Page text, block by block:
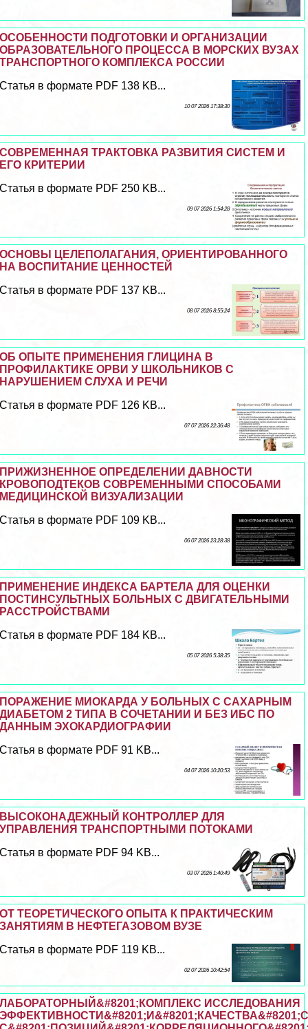
ОСОБЕННОСТИ ПОДГОТОВКИ И ОРГАНИЗАЦИИ
ОБРАЗОВАТЕЛЬНОГО ПРОЦЕССА В МОРСКИХ ВУЗАХ
ТРАНСПОРТНОГО КОМПЛЕКСА РОССИИ
Статья в формате PDF 138 KB...
10 07 2026 17:38:30
СОВРЕМЕННАЯ ТРАКТОВКА РАЗВИТИЯ СИСТЕМ И
ЕГО КРИТЕРИИ
Статья в формате PDF 250 KB...
09 07 2026 1:54:28
ОСНОВЫ ЦЕЛЕПОЛАГАНИЯ, ОРИЕНТИРОВАННОГО
НА ВОСПИТАНИЕ ЦЕННОСТЕЙ
Статья в формате PDF 137 KB...
08 07 2026 8:55:24
ОБ ОПЫТЕ ПРИМЕНЕНИЯ ГЛИЦИНА В
ПРОФИЛАКТИКЕ ОРВИ У ШКОЛЬНИКОВ С
НАРУШЕНИЕМ СЛУХА И РЕЧИ
Статья в формате PDF 126 KB...
07 07 2026 22:36:48
ПРИЖИЗНЕННОЕ ОПРЕДЕЛЕНИИ ДАВНОСТИ
КРОВОПОДТЕКОВ СОВРЕМЕННЫМИ СПОСОБАМИ
МЕДИЦИНСКОЙ ВИЗУАЛИЗАЦИИ
Статья в формате PDF 109 KB...
06 07 2026 23:28:38
ПРИМЕНЕНИЕ ИНДЕКСА БАРТЕЛА ДЛЯ ОЦЕНКИ
ПОСТИНСУЛЬТНЫХ БОЛЬНЫХ С ДВИГАТЕЛЬНЫМИ
РАССТРОЙСТВАМИ
Статья в формате PDF 184 KB...
05 07 2026 5:38:35
ПОРАЖЕНИЕ МИОКАРДА У БОЛЬНЫХ С САХАРНЫМ
ДИАБЕТОМ 2 ТИПА В СОЧЕТАНИИ И БЕЗ ИБС ПО
ДАННЫМ ЭХОКАРДИОГРАФИИ
Статья в формате PDF 91 KB...
04 07 2026 10:20:53
ВЫСОКОНАДЕЖНЫЙ КОНТРОЛЛЕР ДЛЯ
УПРАВЛЕНИЯ ТРАНСПОРТНЫМИ ПОТОКАМИ
Статья в формате PDF 94 KB...
03 07 2026 1:40:49
ОТ ТЕОРЕТИЧЕСКОГО ОПЫТА К ПРАКТИЧЕСКИМ
ЗАНЯТИЯМ В НЕФТЕГАЗОВОМ ВУЗЕ
Статья в формате PDF 119 KB...
02 07 2026 10:42:54
ЛАБОРАТОРНЫЙ&#8201;КОМПЛЕКС ИССЛЕДОВАНИЯ